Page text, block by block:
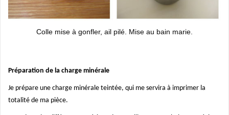
Colle mise à gonfler, ail pilé. Mise au bain marie.
Préparation de la charge minérale
Je prépare une charge minérale teintée, qui me servira à imprimer la
totalité de ma pièce.